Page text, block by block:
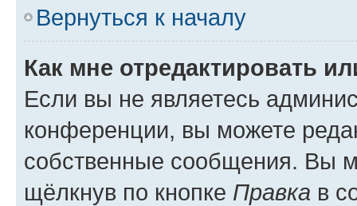
Вернуться к началу
Как мне отредактировать
Если вы не являетесь
конференции, вы можете
собственные сообщения. Вы
щёлкнув по кнопке Правка в